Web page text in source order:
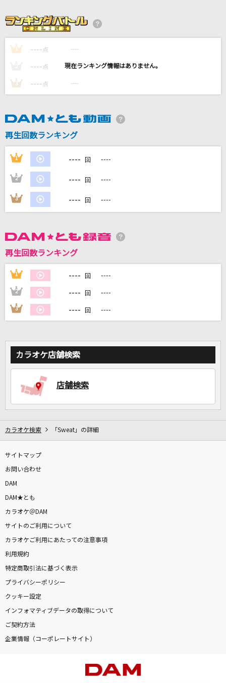
米津玄師
[生音]今日もサクラ舞う暁に
CHiCO with HoneyWorks
死神
UNISON SQUARE GARDEN
カラオケ最新情報をチェック！
1 ---- 点 ----
---- 点 ----
3 ---- 点 ----
再生回数ランキング
1 ---- 回 ----
2 ---- 回 ----
3 ---- 回 ----
再生回数ランキング
1 ---- 回 ----
2 ---- 回 ----
3 ---- 回 ----
カラオケ店舗検索
店舗検索
カラオケ検索 「Sweat」の詳細
サイトマップ
お問い合わせ
DAM
DAM★とも
カラオケ＠DAM
サイトのご利用について
カラオケご利用にあたっての注意事項
利用規約
特定商取引法に基づく表示
プライバシーポリシー
クッキー設定
インフォマティブデータの取得について
ご契約方法
企業情報（コーポレートサイト）